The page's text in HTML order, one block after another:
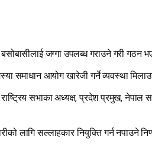
जग्गा उपलब्ध गराउने गरी गठन
समाधान आयोग खारेजी गर्ने व्यवस्था
सभाका अध्यक्ष, प्रदेश प्रमुख,
लागि सल्लाहकार नियुक्ति गर्न नपाउने